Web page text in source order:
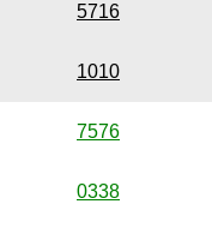
5716
1010
7576
0338